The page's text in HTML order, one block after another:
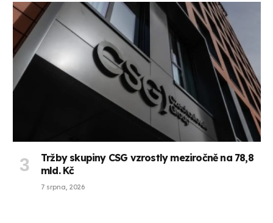
Tržby skupiny CSG vzrostly meziročně na 78,8
mld. Kč
7 srpna, 2026